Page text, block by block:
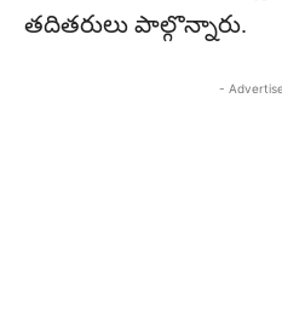
తదితరులు పాల్గొన్నారు.
-